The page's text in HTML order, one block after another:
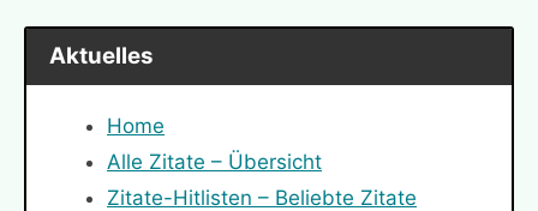
Aktuelles
Home
Alle Zitate – Übersicht
Zitate-Hitlisten – Beliebte Zitate